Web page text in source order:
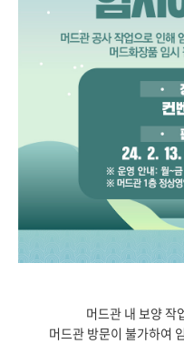
머드관 내 보양 작
머드관 방문이 불가하여